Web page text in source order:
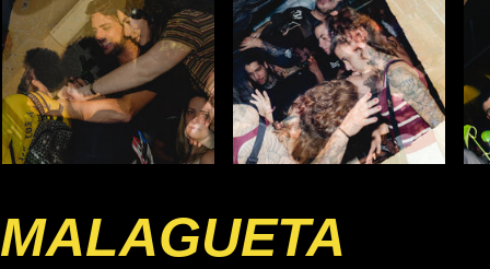
MALAGUETA